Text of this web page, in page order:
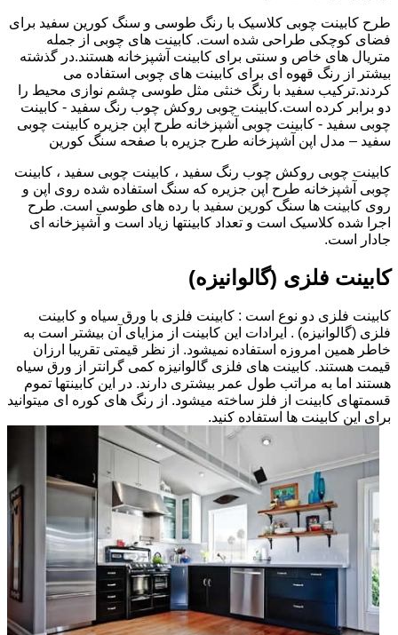
طرح کابینت چوبی کلاسیک با رنگ طوسی و سنگ کورین سفید برای
فضای کوچکی طراحی شده است. کابینت های چوبی از جمله
متریال های خاص و سنتی برای کابینت آشپزخانه هستند.در گذشته
بیشتر از رنگ قهوه ای برای کابینت های چوبی استفاده می
کردند.ترکیب سفید با رنگ خنثی مثل طوسی چشم نوازی محیط را
دو برابر کرده است.کابینت چوبی روکش چوب رنگ سفید - کابینت
چوبی سفید - کابینت چوبی آشپزخانه طرح اپن جزیره کابینت چوبی
سفید – مدل اپن آشپزخانه طرح جزیره با صفحه سنگ کورین
کابینت چوبی روکش چوب رنگ سفید ، کابینت چوبی سفید ، کابینت
چوبی آشپزخانه طرح اپن جزیره که سنگ استفاده شده روی اپن و
روی کابینت ها سنگ کورین سفید با رده های طوسی است. طرح
اجرا شده کلاسیک است و تعداد کابینتها زیاد است و آشپزخانه ای
جادار است.
کابینت فلزی (گالوانیزه)
کابینت فلزی دو نوع است : کابینت فلزی با ورق سیاه و کابینت
فلزی (گالوانیزه) . ایرادات این کابینت از مزایای آن بیشتر است به
خاطر همین امروزه استفاده نمیشود. از نظر قیمتی تقریبا ارزان
قیمت هستند. کابینت های فلزی گالوانیزه کمی گرانتر از ورق سیاه
هستند اما به مراتب طول عمر بیشتری دارند. در این کابینتها تموم
قسمتهای کابینت از فلز ساخته میشود. از رنگ های کوره ای میتوانید
برای این کابینت ها استفاده کنید.